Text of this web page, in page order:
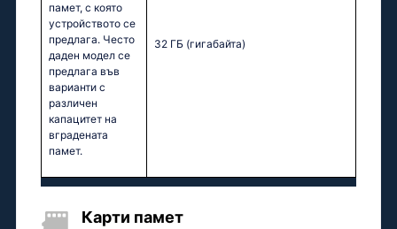
памет, с която
устройството се
предлага. Често
даден модел се
предлага във
варианти с
различен
капацитет на
вградената
памет.
32 ГБ (гигабайта)
Карти памет